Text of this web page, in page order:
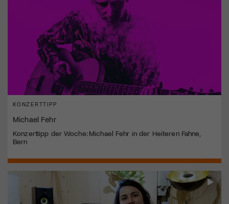
KONZERTTIPP
Michael Fehr
Konzerttipp der Woche: Michael Fehr in der Heiteren Fahne,
Bern